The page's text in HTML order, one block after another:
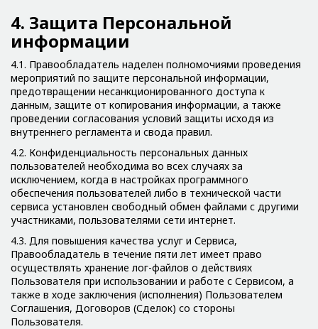
4. Защита Персональной
информации
4.1. Правообладатель наделен полномочиями проведения
мероприятий по защите персональной информации,
предотвращении несанкционированного доступа к
данным, защите от копирования информации, а также
проведении согласования условий защиты исходя из
внутреннего регламента и свода правил.
4.2. Конфиденциальность персональных данных
пользователей необходима во всех случаях за
исключением, когда в настройках программного
обеспечения пользователей либо в технической части
сервиса установлен свободный обмен файлами с другими
участниками, пользователями сети интернет.
4.3. Для повышения качества услуг и Сервиса,
Правообладатель в течение пяти лет имеет право
осуществлять хранение лог-файлов о действиях
Пользователя при использовании и работе с Сервисом, а
также в ходе заключения (исполнения) Пользователем
Соглашения, Договоров (Сделок) со стороны
Пользователя.